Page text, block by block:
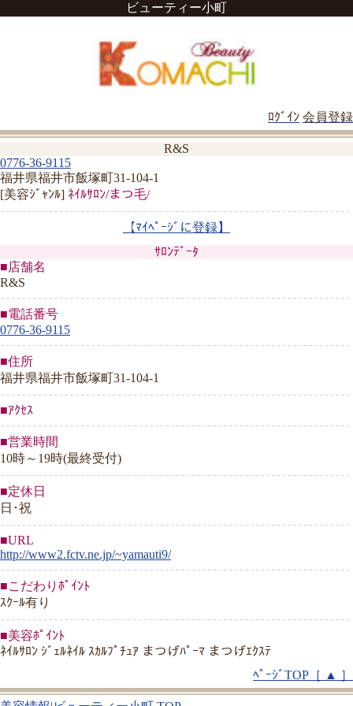
ビューティー小町
ﾛｸﾞｲﾝ 会員登録
R&S
0776-36-9115
福井県福井市飯塚町31-104-1
[美容ｼﾞｬﾝﾙ] ﾈｲﾙｻﾛﾝ/まつ毛/
【ﾏｲﾍﾟｰｼﾞに登録】
ｻﾛﾝﾃﾞｰﾀ
■店舗名
R&S
■電話番号
0776-36-9115
■住所
福井県福井市飯塚町31-104-1
■ｱｸｾｽ
■営業時間
10時～19時(最終受付)
■定休日
日･祝
■URL
http://www2.fctv.ne.jp/~yamauti9/
■こだわりﾎﾟｲﾝﾄ
ｽｸｰﾙ有り
■美容ﾎﾟｲﾝﾄ
ﾈｲﾙｻﾛﾝ ｼﾞｪﾙﾈｲﾙ ｽｶﾙﾌﾟﾁｭｱ まつげﾊﾟｰﾏ まつげｴｸｽﾃ
ﾍﾟｰｼﾞTOP［ ▲ ］